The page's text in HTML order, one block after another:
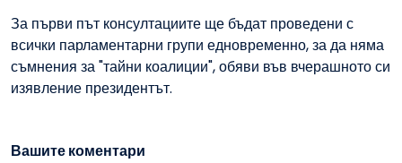
За първи път консултациите ще бъдат проведени с
всички парламентарни групи едновременно, за да няма
съмнения за "тайни коалиции", обяви във вчерашното си
изявление президентът.
Вашите коментари